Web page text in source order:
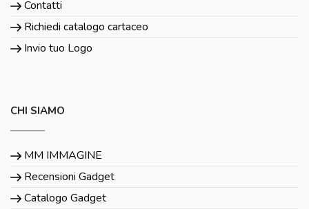
Contatti
Richiedi catalogo cartaceo
Invio tuo Logo
CHI SIAMO
MM IMMAGINE
Recensioni Gadget
Catalogo Gadget